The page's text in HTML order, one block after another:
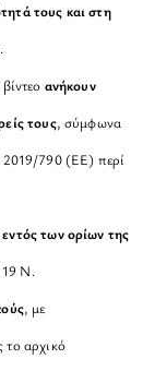
τους και στη
ανήκουν
τους, σύμφωνα
2019/790 (ΕΕ) περί
εντός των ορίων της
Ν.
, με
το αρχικό